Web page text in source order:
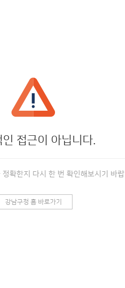
인 접근이 아닙니다.
확한지 다시 한 번 확인해보시기 바
강남구청 홈 바로가기